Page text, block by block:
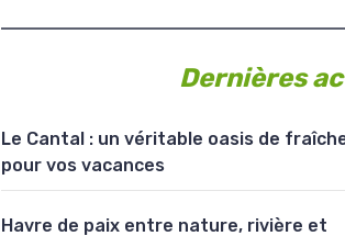
Dernières
Le Cantal : un véritable oasis de
pour vos vacances
Havre de paix entre nature, rivière et